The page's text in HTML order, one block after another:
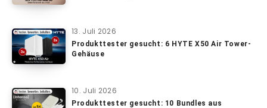
13. Juli 2026
Produkttester gesucht: 6 HYTE X50 Air Tower-
Gehäuse
10. Juli 2026
Produkttester gesucht: 10 Bundles aus